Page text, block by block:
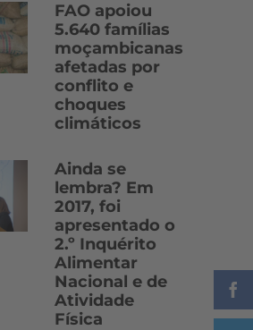
FAO apoiou
5.640 famílias
moçambicanas
afetadas por
conflito e
choques
climáticos
Ainda se
lembra? Em
2017, foi
apresentado o
2.º Inquérito
Alimentar
Nacional e de
Atividade
Física